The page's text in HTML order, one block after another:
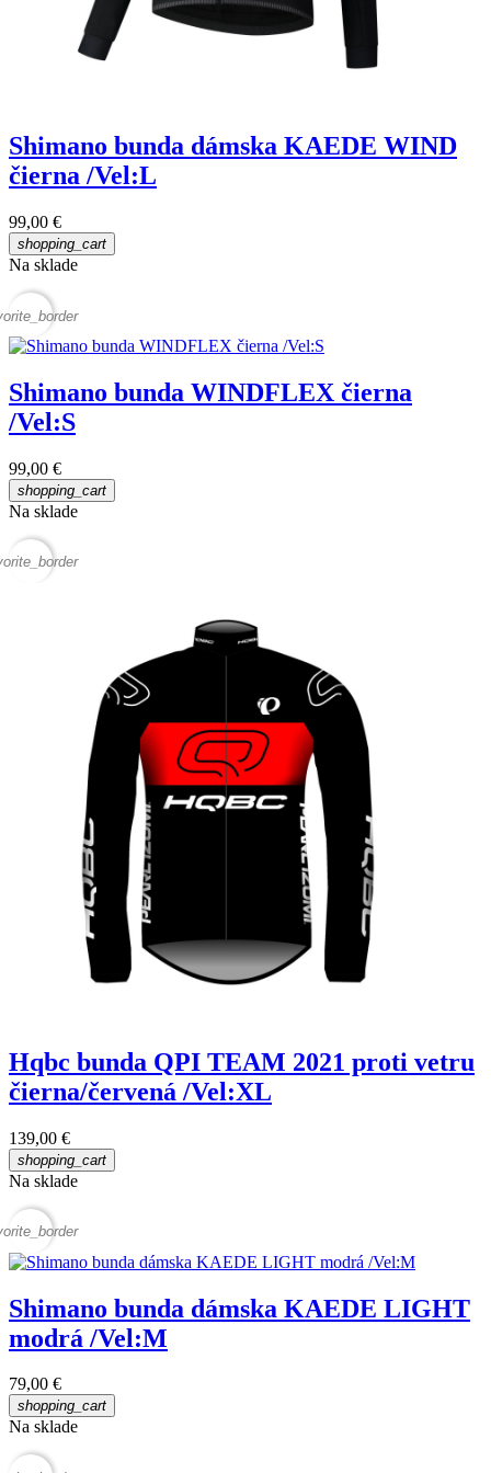
Shimano bunda dámska KAEDE WIND
čierna /Vel:L
99,00 €
shopping_cart
Na sklade
Shimano bunda WINDFLEX čierna
/Vel:S
99,00 €
shopping_cart
Na sklade
Hqbc bunda QPI TEAM 2021 proti vetru
čierna/červená /Vel:XL
139,00 €
shopping_cart
Na sklade
Shimano bunda dámska KAEDE LIGHT
modrá /Vel:M
79,00 €
shopping_cart
Na sklade